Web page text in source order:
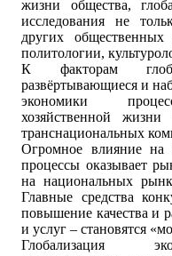
жизни общества,
исследования не
других
политологии,
К факторам
развёртывающиеся и
экономики
хозяйственной
транснациональных
Огромное влияние на
процессы оказывает
на национальных
Главные средства
повышение качества и
и услуг – становятся
Глобализация